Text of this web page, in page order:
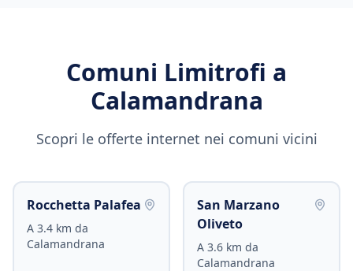
Comuni Limitrofi a
Calamandrana
Scopri le offerte internet nei comuni vicini
Rocchetta Palafea
A 3.4 km da
Calamandrana
San Marzano
Oliveto
A 3.6 km da
Calamandrana